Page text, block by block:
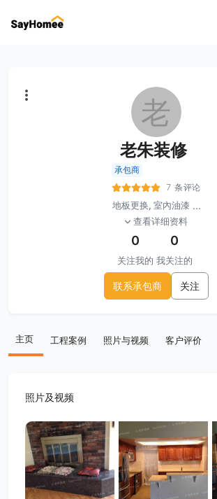
老
老朱装修
承包商
7 条评论
地板更换, 室內油漆 ...
查看详细资料
0
关注我的
0
我关注的
联系承包商 关注
主页 工程案例 照片与视频 客户评价
照片及视频